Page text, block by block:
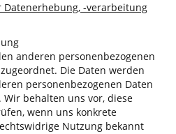
Datenerhebung, -verarbeitung
anderen personenbezogenen
Die Daten werden
personenbezogenen Daten
behalten uns vor, diese
wenn uns konkrete
Nutzung bekannt